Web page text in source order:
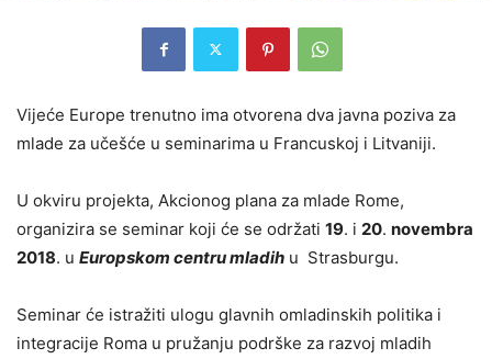
Vijeće Europe trenutno ima otvorena dva javna poziva za
mlade za učešće u seminarima u Francuskoj i Litvaniji.
U okviru projekta, Akcionog plana za mlade Rome,
organizira se seminar koji će se održati 19. i 20. novembra
2018. u Europskom centru mladih u Strasburgu.
Seminar će istražiti ulogu glavnih omladinskih politika i
integracije Roma u pružanju podrške za razvoj mladih